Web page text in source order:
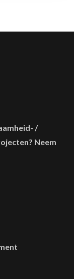
/
Neem